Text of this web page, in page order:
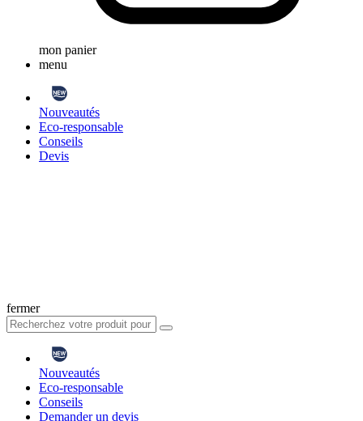
mon panier
menu
Nouveautés
Eco-responsable
Conseils
Devis
fermer
Nouveautés
Eco-responsable
Conseils
Demander un devis